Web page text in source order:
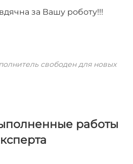
за Вашу роботу!!!
свободен для новых
работы